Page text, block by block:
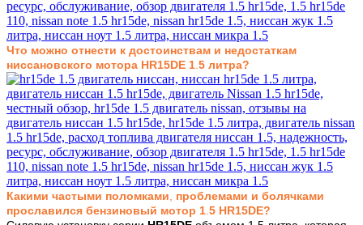
Что можно отнести к достоинствам и недостаткам
ниссановского мотора HR15DE 1 5 литра?
Какими частыми поломками
проблемами и болячками
прославился бензиновый мотор 1 5 HR15DE?